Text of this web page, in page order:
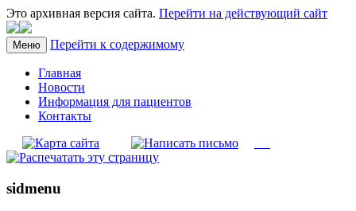
Это архивная версия сайта. Перейти на действующий сайт
Меню Перейти к содержимому
Главная
Новости
Информация для пациентов
Контакты
sidmenu